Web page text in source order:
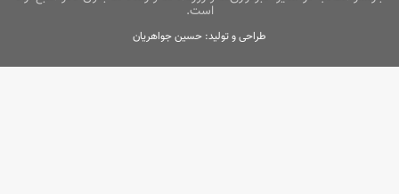
است.
طراحی و تولید: حسین جواهریان